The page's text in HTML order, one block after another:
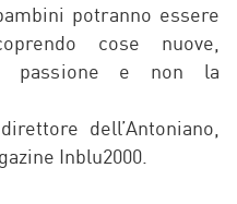
potranno essere
cose nuove,
passione e non la
dell’Antoniano,
Inblu2000.